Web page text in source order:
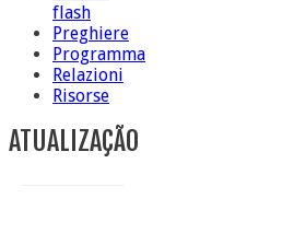
flash
Preghiere
Programma
Relazioni
Risorse
ATUALIZAÇÃO